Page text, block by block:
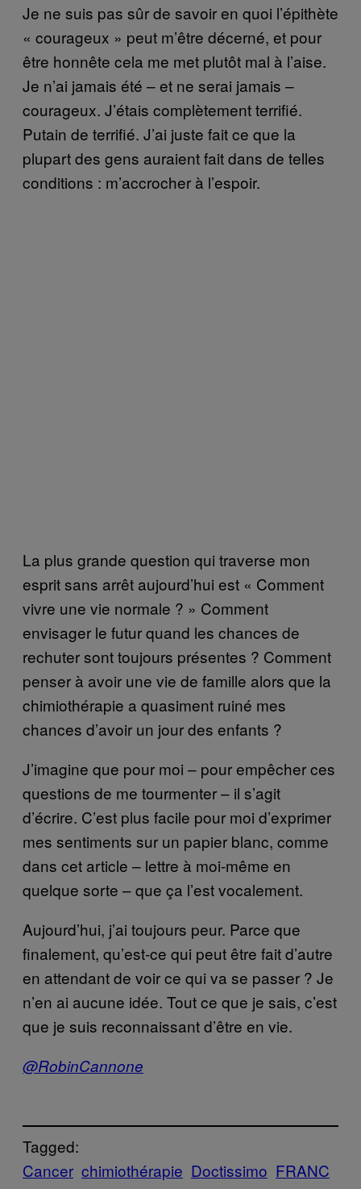
Je ne suis pas sûr de savoir en quoi l’épithète
« courageux » peut m’être décerné, et pour
être honnête cela me met plutôt mal à l’aise.
Je n’ai jamais été – et ne serai jamais –
courageux. J’étais complètement terrifié.
Putain de terrifié. J’ai juste fait ce que la
plupart des gens auraient fait dans de telles
conditions : m’accrocher à l’espoir.
La plus grande question qui traverse mon
esprit sans arrêt aujourd’hui est « Comment
vivre une vie normale ? » Comment
envisager le futur quand les chances de
rechuter sont toujours présentes ? Comment
penser à avoir une vie de famille alors que la
chimiothérapie a quasiment ruiné mes
chances d’avoir un jour des enfants ?
J’imagine que pour moi – pour empêcher ces
questions de me tourmenter – il s’agit
d’écrire. C’est plus facile pour moi d’exprimer
mes sentiments sur un papier blanc, comme
dans cet article – lettre à moi-même en
quelque sorte – que ça l’est vocalement.
Aujourd’hui, j’ai toujours peur. Parce que
finalement, qu’est-ce qui peut être fait d’autre
en attendant de voir ce qui va se passer ? Je
n’en ai aucune idée. Tout ce que je sais, c’est
que je suis reconnaissant d’être en vie.
@RobinCannone
Tagged:
Cancer chimiothérapie Doctissimo FRANC